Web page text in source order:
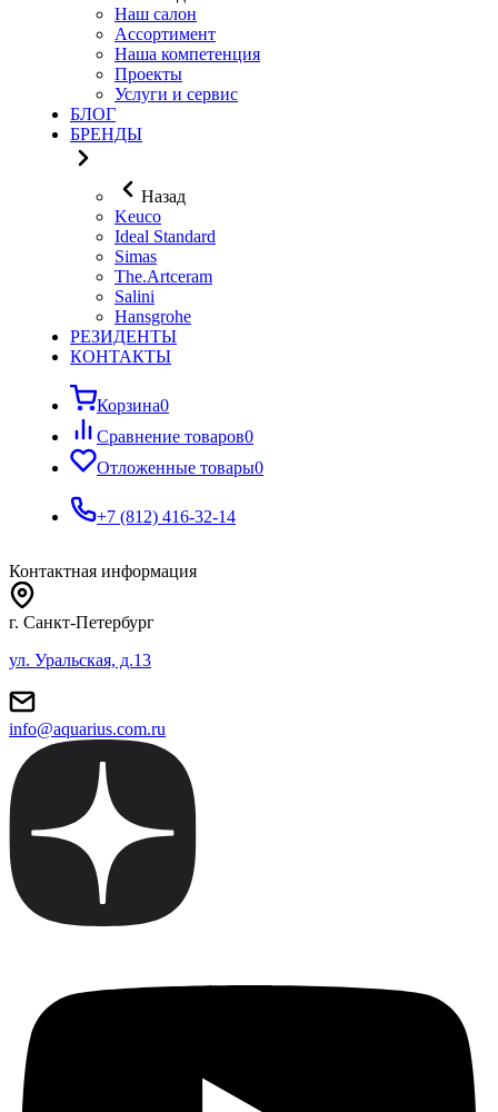
Наш салон
Ассортимент
Наша компетенция
Проекты
Услуги и сервис
БЛОГ
БРЕНДЫ
Назад
Keuco
Ideal Standard
Simas
The.Artceram
Salini
Hansgrohe
РЕЗИДЕНТЫ
КОНТАКТЫ
Корзина0
Сравнение товаров0
Отложенные товары0
+7 (812) 416-32-14
Контактная информация
г. Санкт-Петербург
ул. Уральская, д.13
info@aquarius.com.ru